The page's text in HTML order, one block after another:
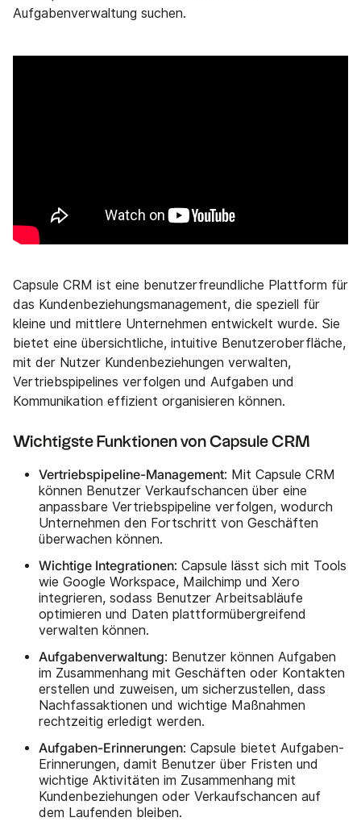
Aufgabenverwaltung suchen.
Capsule CRM ist eine benutzerfreundliche Plattform für
das Kundenbeziehungsmanagement, die speziell für
kleine und mittlere Unternehmen entwickelt wurde. Sie
bietet eine übersichtliche, intuitive Benutzeroberfläche,
mit der Nutzer Kundenbeziehungen verwalten,
Vertriebspipelines verfolgen und Aufgaben und
Kommunikation effizient organisieren können.
Wichtigste Funktionen von Capsule CRM
Vertriebspipeline-Management: Mit Capsule CRM
können Benutzer Verkaufschancen über eine
anpassbare Vertriebspipeline verfolgen, wodurch
Unternehmen den Fortschritt von Geschäften
überwachen können.
Wichtige Integrationen: Capsule lässt sich mit Tools
wie Google Workspace, Mailchimp und Xero
integrieren, sodass Benutzer Arbeitsabläufe
optimieren und Daten plattformübergreifend
verwalten können.
Aufgabenverwaltung: Benutzer können Aufgaben
im Zusammenhang mit Geschäften oder Kontakten
erstellen und zuweisen, um sicherzustellen, dass
Nachfassaktionen und wichtige Maßnahmen
rechtzeitig erledigt werden.
Aufgaben-Erinnerungen: Capsule bietet Aufgaben-
Erinnerungen, damit Benutzer über Fristen und
wichtige Aktivitäten im Zusammenhang mit
Kundenbeziehungen oder Verkaufschancen auf
dem Laufenden bleiben.